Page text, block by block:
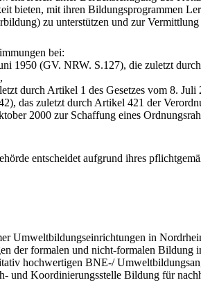
bieten, mit ihren Bildungsprogrammen
zu unterstützen und zur
bei:
1950 (GV. NRW. S.127), die zuletzt
durch Artikel 1 des Gesetzes vom 8.
das zuletzt durch Artikel 421 der
2000 zur Schaffung eines
entscheidet aufgrund ihres
Umweltbildungseinrichtungen in
der formalen und nicht-formalen
hochwertigen BNE-/
und Koordinierungsstelle Bildung für